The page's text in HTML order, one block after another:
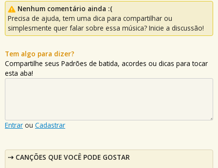
Nenhum comentário ainda :(
Precisa de ajuda, tem uma dica para compartilhar ou
simplesmente quer falar sobre essa música? Inicie a discussão!
Tem algo para dizer?
Compartilhe seus Padrões de batida, acordes ou dicas para tocar
esta aba!
Entrar ou Cadastrar
CANÇÕES QUE VOCÊ PODE GOSTAR